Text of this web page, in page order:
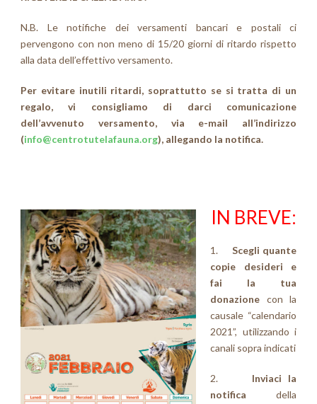
N.B. Le notifiche dei versamenti bancari e postali ci
pervengono con non meno di 15/20 giorni di ritardo rispetto
alla data dell’effettivo versamento.
Per evitare inutili ritardi, soprattutto se si tratta di un
regalo, vi consigliamo di darci comunicazione
dell’avvenuto versamento, via e-mail all’indirizzo
(info@centrotutelafauna.org), allegando la notifica.
IN BREVE:
1. Scegli quante
copie desideri e
fai la tua
donazione con la
causale “calendario
2021”, utilizzando i
canali sopra indicati
2. Inviaci la
notifica della